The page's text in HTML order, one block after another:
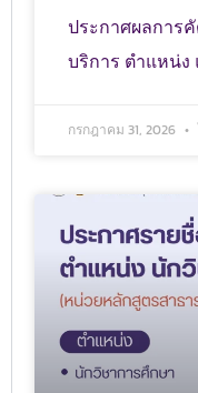
ประกาศผลการ
บริการ ตำแหน่
กรกฎาคม 31, 2026